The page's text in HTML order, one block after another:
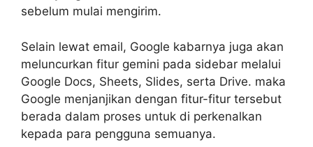
sebelum mulai mengirim.
Selain lewat email, Google kabarnya juga akan
meluncurkan fitur gemini pada sidebar melalui
Google Docs, Sheets, Slides, serta Drive. maka
Google menjanjikan dengan fitur-fitur tersebut
berada dalam proses untuk di perkenalkan
kepada para pengguna semuanya.